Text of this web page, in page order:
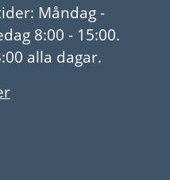
Måndag -
8:00 - 15:00.
alla dagar.